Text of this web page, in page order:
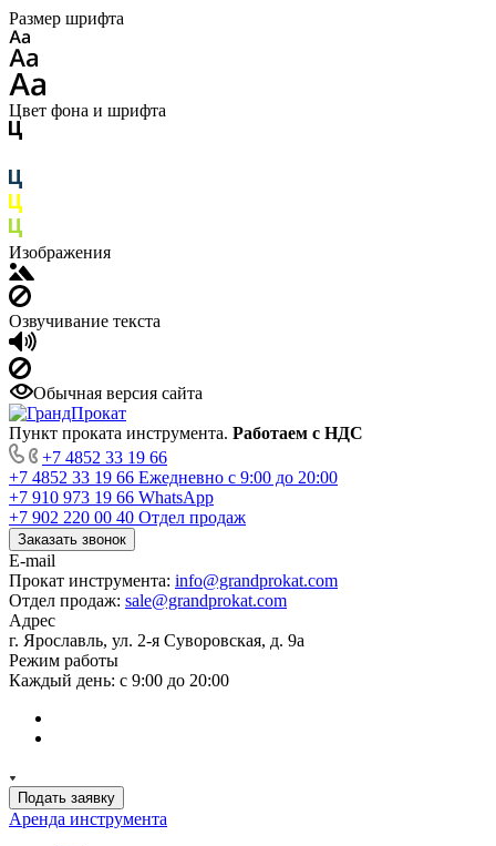
Размер шрифта
Цвет фона и шрифта
Изображения
Озвучивание текста
Обычная версия сайта
Пункт проката инструмента. Работаем с НДС
+7 4852 33 19 66
+7 4852 33 19 66 Ежедневно с 9:00 до 20:00
+7 910 973 19 66 WhatsApp
+7 902 220 00 40 Отдел продаж
Заказать звонок
E-mail
Прокат инструмента: info@grandprokat.com
Отдел продаж: sale@grandprokat.com
Адрес
г. Ярославль, ул. 2-я Суворовская, д. 9а
Режим работы
Каждый день: с 9:00 до 20:00
Подать заявку
Аренда инструмента